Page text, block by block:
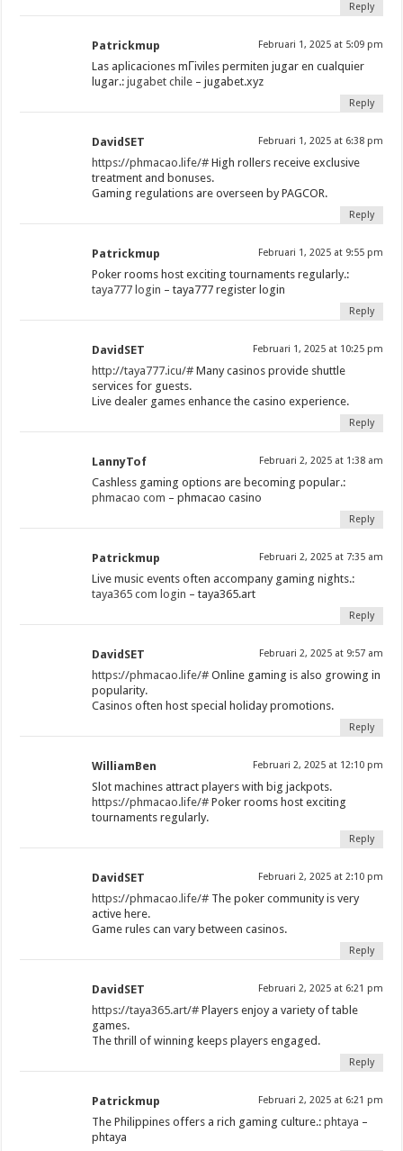
Reply
Patrickmup Februari 1, 2025 at 5:09 pm
Las aplicaciones mГіviles permiten jugar en cualquier
lugar.:jugabet chile – jugabet.xyz
Reply
DavidSET Februari 1, 2025 at 6:38 pm
https://phmacao.life/# High rollers receive exclusive
treatment and bonuses.
Gaming regulations are overseen by PAGCOR.
Reply
Patrickmup Februari 1, 2025 at 9:55 pm
Poker rooms host exciting tournaments regularly.:
taya777 login – taya777 register login
Reply
DavidSET Februari 1, 2025 at 10:25 pm
http://taya777.icu/# Many casinos provide shuttle
services for guests.
Live dealer games enhance the casino experience.
Reply
LannyTof Februari 2, 2025 at 1:38 am
Cashless gaming options are becoming popular.:
phmacao com – phmacao casino
Reply
Patrickmup Februari 2, 2025 at 7:35 am
Live music events often accompany gaming nights.:
taya365 com login – taya365.art
Reply
DavidSET Februari 2, 2025 at 9:57 am
https://phmacao.life/# Online gaming is also growing in
popularity.
Casinos often host special holiday promotions.
Reply
WilliamBen Februari 2, 2025 at 12:10 pm
Slot machines attract players with big jackpots.
https://phmacao.life/# Poker rooms host exciting
tournaments regularly.
Reply
DavidSET Februari 2, 2025 at 2:10 pm
https://phmacao.life/# The poker community is very
active here.
Game rules can vary between casinos.
Reply
DavidSET Februari 2, 2025 at 6:21 pm
https://taya365.art/# Players enjoy a variety of table
games.
The thrill of winning keeps players engaged.
Reply
Patrickmup Februari 2, 2025 at 6:21 pm
The Philippines offers a rich gaming culture.:phtaya –
phtaya